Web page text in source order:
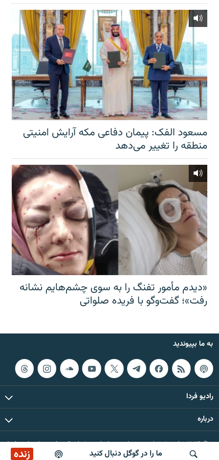
ما را در گوگل دنبال کنید زنده
مسعود الفک: پیمان دفاعی مکه آرایش امنیتی
منطقه را تغییر می‌دهد
«دیدم مأمور تفنگ را به سوی چشم‌هایم نشانه
رفت»؛ گفت‌و‌گو با فریده صلواتی
به ما بپیوندید
رادیو فردا
درباره
© ۲۰۲۶ تمام حقوق این وب‌سایت، بر اساس مقررات کپی‌رایت، برای رادیو فردا
محفوظ است.